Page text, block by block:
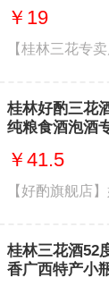
￥19
【桂林三花专
桂林好酌三花
纯粮食酒泡酒
￥41.5
【好酌旗舰店
桂林三花酒52
香广西特产小